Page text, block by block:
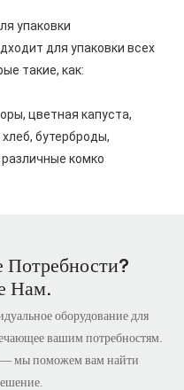
упаковки
для упаковки всех
цветная капуста,
бутерброды,
Нам.
оборудование для
вашим потребностям.
— мы поможем вам найти